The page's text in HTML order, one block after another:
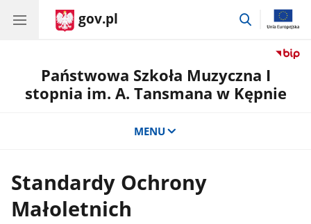
gov.pl
przejdź
Państwowa Szkoła Muzyczna I
stopnia im. A. Tansmana w Kępnie
MENU
Standardy Ochrony
Małoletnich